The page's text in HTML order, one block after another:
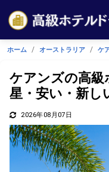
ホーム オーストラリア ケ
ケアンズの高
星・安い・新し
2026年08月07日